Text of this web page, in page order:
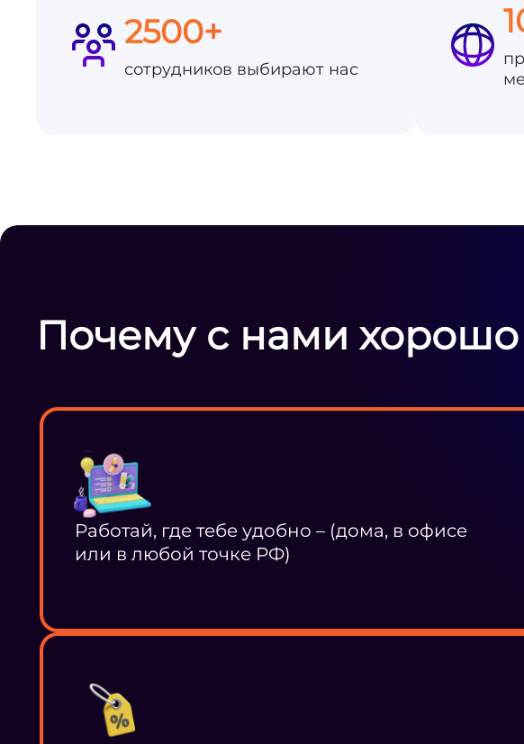
2500+
сотрудников выбирают нас
Почему с нами хорошо
Работай, где тебе удобно – (дома, в офисе
или в любой точке РФ)